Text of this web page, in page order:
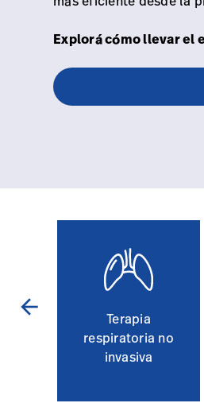
Explorá cómo llevar el
arrow_back
Terapia
respiratoria no
invasiva